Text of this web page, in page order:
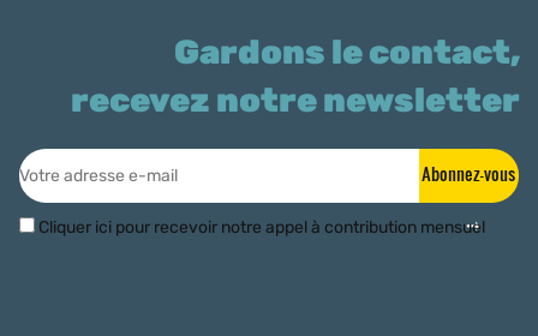
Gardons le contact,
recevez notre newsletter
Abonnez-vous
Cliquer ici pour recevoir notre appel à contribution mensuel